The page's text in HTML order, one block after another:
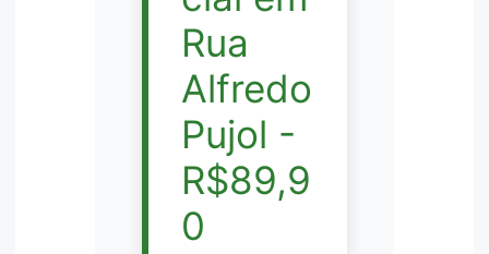
Rua
Alfredo
Pujol -
R$89,9
0